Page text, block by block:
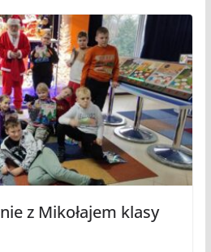
z Mikołajem klasy